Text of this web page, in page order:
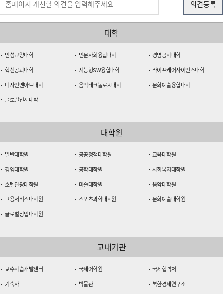
대학
인성교양대학 인문사회융합대학
경영공학대학
혁신공과대학
지능형SW융합대학
라이프케어사이언스대학
디자인앤아트대학
음악테크놀로지대학
문화예술융합대학
글로벌인재대학
대학원
일반대학원 공공정책대학원
교육대학원
경영대학원
공학대학원
사회복지대학원
호텔관광대학원
미술대학원
음악대학원
고용서비스대학원
스포츠과학대학원
문화예술대학원
글로벌창업대학원
교내기관
교수학습개발센터 국제어학원
국제협력처
기숙사
박물관
북한경제연구소